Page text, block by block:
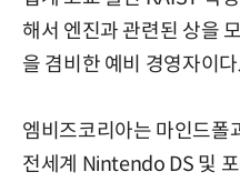
해서 엔진과 관련된 상을
을 겸비한 예비 경영자이다.
엠비즈코리아는 마인드폴
전세계 Nintendo DS 및